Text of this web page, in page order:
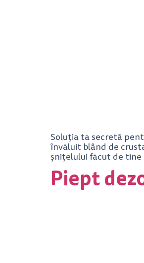
Soluția ta secretă
învăluit blând de
șnițelului făcut de tine
Piept